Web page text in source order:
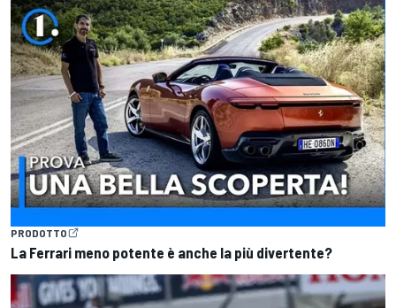
PRODOTTO
La Ferrari meno potente è anche la più divertente?